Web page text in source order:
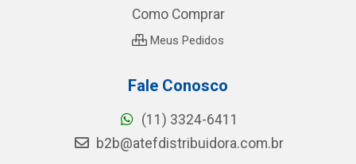
Como Comprar
Meus Pedidos
Fale Conosco
(11) 3324-6411
b2b@atefdistribuidora.com.br